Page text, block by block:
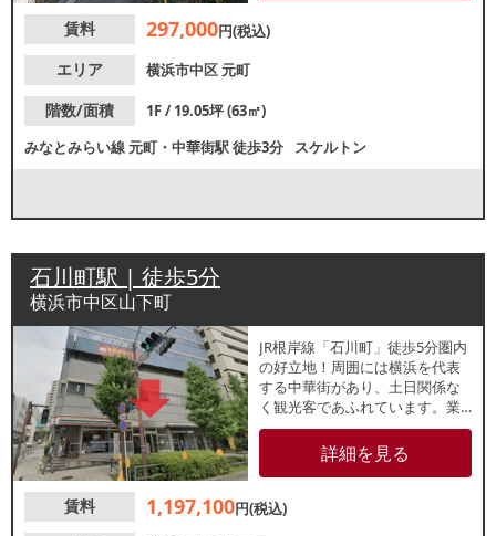
賃料 297,000円(税込)
エリア
横浜市中区元町
階数/面積
1F / 19.05坪 (63㎡)
みなとみらい線元町・中華街駅徒歩3分 スケルトン
石川町駅 | 徒歩5分
横浜市中区山下町
JR根岸線「石川町」徒歩5分圏内
の好立地！周囲には横浜を代表
する中華街があり、土日関係な
く観光客であふれています。業
態はご相談ください。大通りに
面しているので視認良好です！
ぜひお問い合わせください。
詳細を見る
賃料 1,197,100円(税込)